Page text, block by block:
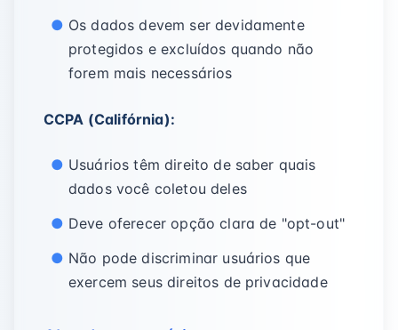
Os dados devem ser devidamente
protegidos e excluídos quando não
forem mais necessários
CCPA (Califórnia):
Usuários têm direito de saber quais
dados você coletou deles
Deve oferecer opção clara de "opt-out"
Não pode discriminar usuários que
exercem seus direitos de privacidade